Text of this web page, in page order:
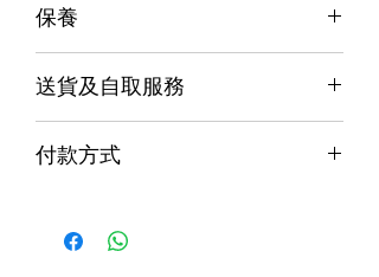
保養
香港行貨;香港代理提供本地保養和維
物保障 (不包括人為損壞並須要保留完
送貨及自取服務
本地速遞
順豐到付/自取點
付款方式
Alipay支付寶 / WeChat Pay微信支付 /
Octopus八達通 / Fps轉數快